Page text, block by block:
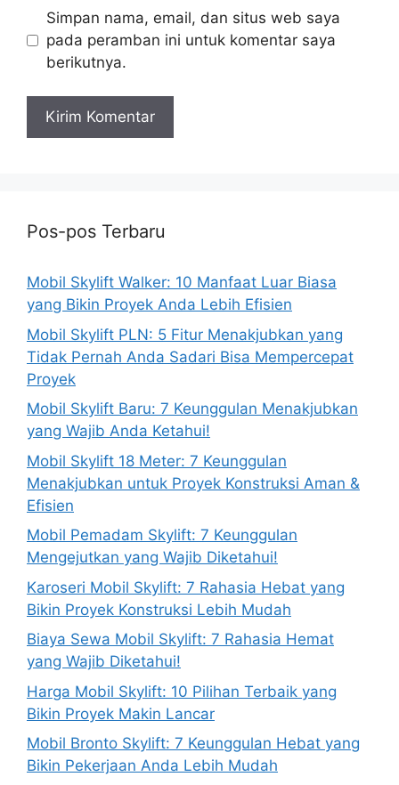
Simpan nama, email, dan situs web saya
pada peramban ini untuk komentar saya
berikutnya.
Pos-pos Terbaru
Mobil Skylift Walker: 10 Manfaat Luar Biasa
yang Bikin Proyek Anda Lebih Efisien
Mobil Skylift PLN: 5 Fitur Menakjubkan yang
Tidak Pernah Anda Sadari Bisa Mempercepat
Proyek
Mobil Skylift Baru: 7 Keunggulan Menakjubkan
yang Wajib Anda Ketahui!
Mobil Skylift 18 Meter: 7 Keunggulan
Menakjubkan untuk Proyek Konstruksi Aman &
Efisien
Mobil Pemadam Skylift: 7 Keunggulan
Mengejutkan yang Wajib Diketahui!
Karoseri Mobil Skylift: 7 Rahasia Hebat yang
Bikin Proyek Konstruksi Lebih Mudah
Biaya Sewa Mobil Skylift: 7 Rahasia Hemat
yang Wajib Diketahui!
Harga Mobil Skylift: 10 Pilihan Terbaik yang
Bikin Proyek Makin Lancar
Mobil Bronto Skylift: 7 Keunggulan Hebat yang
Bikin Pekerjaan Anda Lebih Mudah